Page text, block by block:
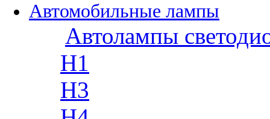
Автомобильные лампы
Автолампы
H1
H3